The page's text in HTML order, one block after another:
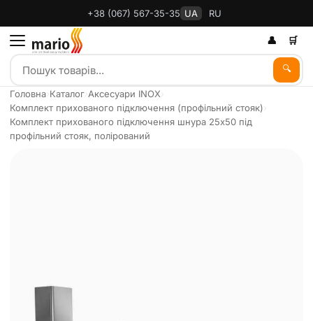
+38 (067) 567-35-35 UA RU
🔍
👤 🛒
Головна Каталог Аксесуари INOX
Комплект прихованого підключення (профільний стояк)
Комплект прихованого підключення шнура 25x50 під
профільний стояк, полірований